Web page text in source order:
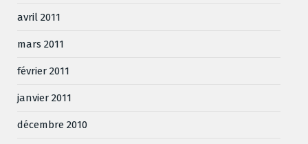
avril 2011
mars 2011
février 2011
janvier 2011
décembre 2010